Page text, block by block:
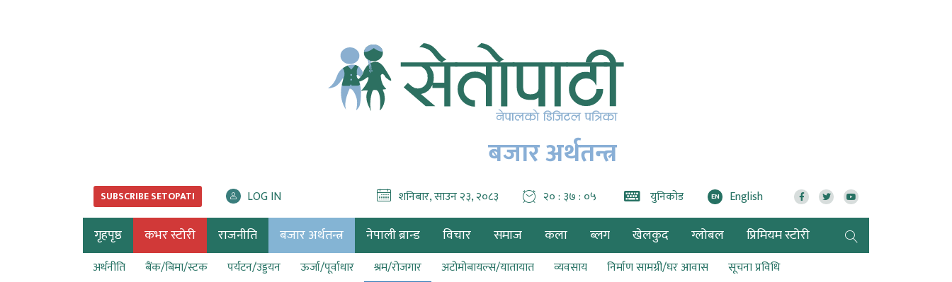
बजार अर्थतन्त्र
SUBSCRIBE SETOPATI LOG IN शनिबार, साउन २३, २०८३ २० : ३७ : ०६ युनिकोड EN English
गृहपृष्ठ कभर स्टोरी राजनीति बजार अर्थतन्त्र नेपाली ब्रान्ड विचार समाज कला ब्लग खेलकुद ग्लोबल प्रिमियम स्टोरी
अर्थनीति बैंक/बिमा/स्टक पर्यटन/उड्डयन ऊर्जा/पूर्वाधार श्रम/रोजगार अटोमोबायल्स/यातायात व्यवसाय निर्माण सामग्री/घर आवास
सूचना प्रविधि